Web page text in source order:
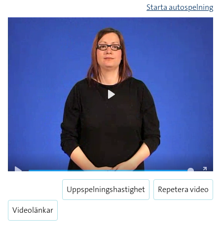
Starta autospelning
Play
Enter
Videolänkar
Uppspelningshastighet Repetera video